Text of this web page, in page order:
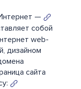
—
собой
web-
дизайном
сайта